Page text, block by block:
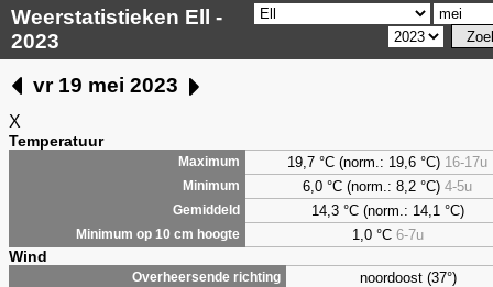
Weerstatistieken Ell -
2023
vr 19 mei 2023
X
Temperatuur
Maximum 19,7 °C (norm.: 19,6 °C) 16-17u
Minimum 6,0 °C (norm.: 8,2 °C) 4-5u
Gemiddeld 14,3 °C (norm.: 14,1 °C)
Minimum op 10 cm hoogte 1,0°C 6-7u
Wind
Overheersende richting noordoost (37°)